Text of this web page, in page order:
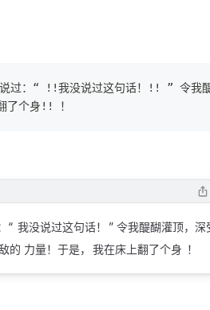
：“ !!我没说过这句话！!! ” 令我醍
了个身!! ！
“ 我没说过这句话！
” 令我醍醐灌顶，深
的 力量！于是，
我在床上翻了个身 ！